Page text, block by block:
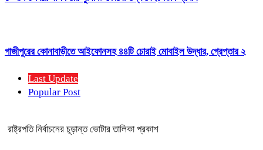
গাজীপুরের কোনাবাড়ীতে আইফোনসহ ৪৪টি চোরাই মোবাইল উদ্ধার, গ্রেপ্তার ২
Last Update
Popular Post
রাষ্ট্রপতি নির্বাচনের চূড়ান্ত ভোটার তালিকা প্রকাশ